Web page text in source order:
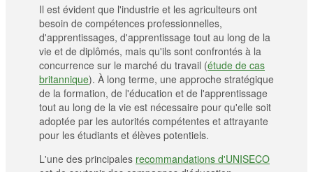
Il est évident que l'industrie et les agriculteurs ont
besoin de compétences professionnelles,
d'apprentissages, d'apprentissage tout au long de la
vie et de diplômés, mais qu'ils sont confrontés à la
concurrence sur le marché du travail (étude de cas
britannique). À long terme, une approche stratégique
de la formation, de l'éducation et de l'apprentissage
tout au long de la vie est nécessaire pour qu'elle soit
adoptée par les autorités compétentes et attrayante
pour les étudiants et élèves potentiels.
L'une des principales recommandations d'UNISECO